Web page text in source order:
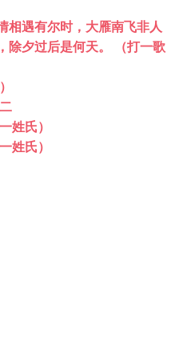
相遇有尔时，大雁南飞非人
除夕过后是何天。 （打一歌
姓氏）
姓氏）